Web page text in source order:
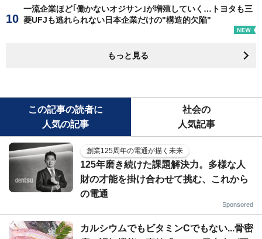
一流企業ほど｢働かないオジサン｣が増殖していく…トヨタも三
菱UFJも逃れられない日本企業だけの"構造的欠陥"
もっと見る
この記事の読者に
人気の記事
社会の
人気記事
創業125周年の電通が描く未来
125年磨き続けた課題解決力。多様な人
財の才能を掛け合わせて挑む、これから
の電通
Sponsored
カルシウムでもビタミンCでもない...骨密